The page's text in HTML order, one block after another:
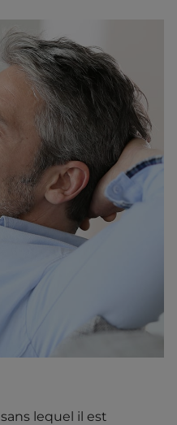
lequel il est